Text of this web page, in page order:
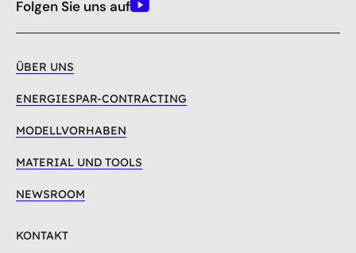
nach
Folgen Sie uns aufYoutube
ÜBER UNS
ENERGIESPAR-CONTRACTING
MODELLVORHABEN
MATERIAL UND TOOLS
NEWSROOM
KONTAKT